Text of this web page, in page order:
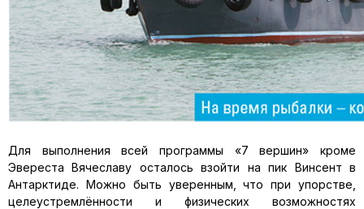
Для выполнения всей программы «7 вершин» кроме
Эвереста Вячеславу осталось взойти на пик Винсент в
Антарктиде. Можно быть уверенным, что при упорстве,
целеустремлённости и физических возможностях